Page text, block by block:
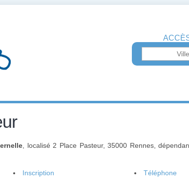
, localisé 2 Place Pasteur, 35000 Rennes,
Inscription Téléphone